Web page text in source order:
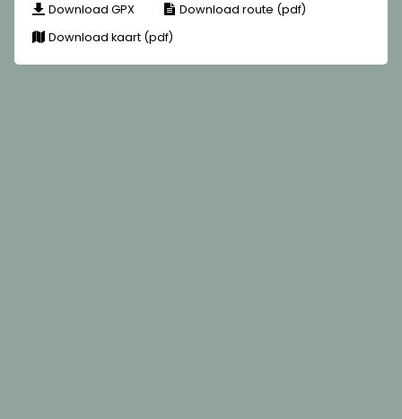
Download GPX
Download route (pdf)
Download kaart (pdf)